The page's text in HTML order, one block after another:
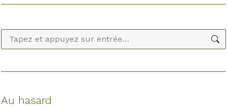
Recherche
:
Au hasard